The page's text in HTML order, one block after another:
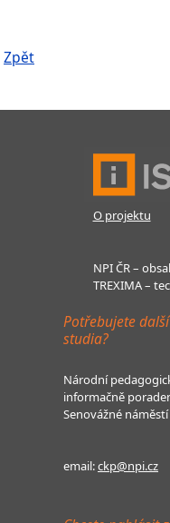
Zpět
O projektu
NPI ČR –
TREXIMA –
Potřebujete
studia?
Národní
informačně
Senovážné náměstí
email:ckp@npi.cz